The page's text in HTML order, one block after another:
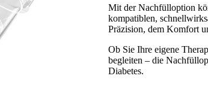
Mit der Nachfülloption
kompatiblen,
Präzision, dem Komfort
Ob Sie Ihre eigene
begleiten – die
Diabetes.